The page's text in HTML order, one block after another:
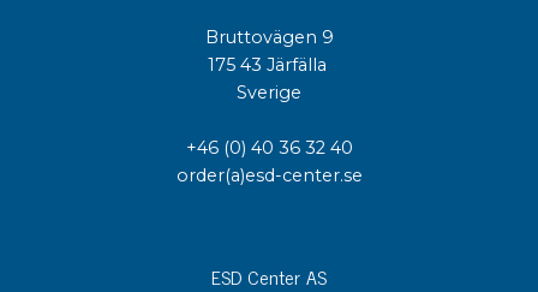
Bruttovägen 9
175 43 Järfälla
Sverige
+46 (0) 40 36 32 40
order(a)esd-center.se
ESD Center AS